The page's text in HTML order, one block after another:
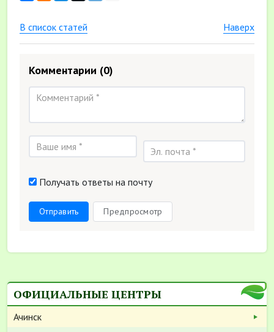
В список статей Наверх
Комментарии (0)
Получать ответы на почту
Отправить Предпросмотр
ОФИЦИАЛЬНЫЕ ЦЕНТРЫ
Ачинск